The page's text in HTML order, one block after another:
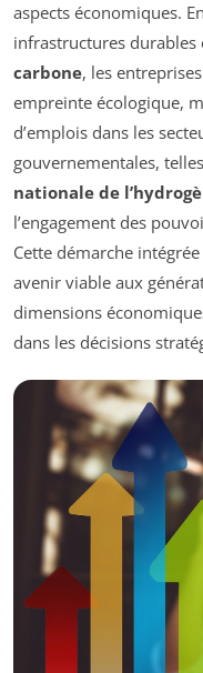
aspects économiques.
infrastructures durables
carbone, les
empreinte écologique,
d’emplois dans les
gouvernementales,
nationale de
l’engagement des
Cette démarche
avenir viable aux
dimensions
dans les décisions